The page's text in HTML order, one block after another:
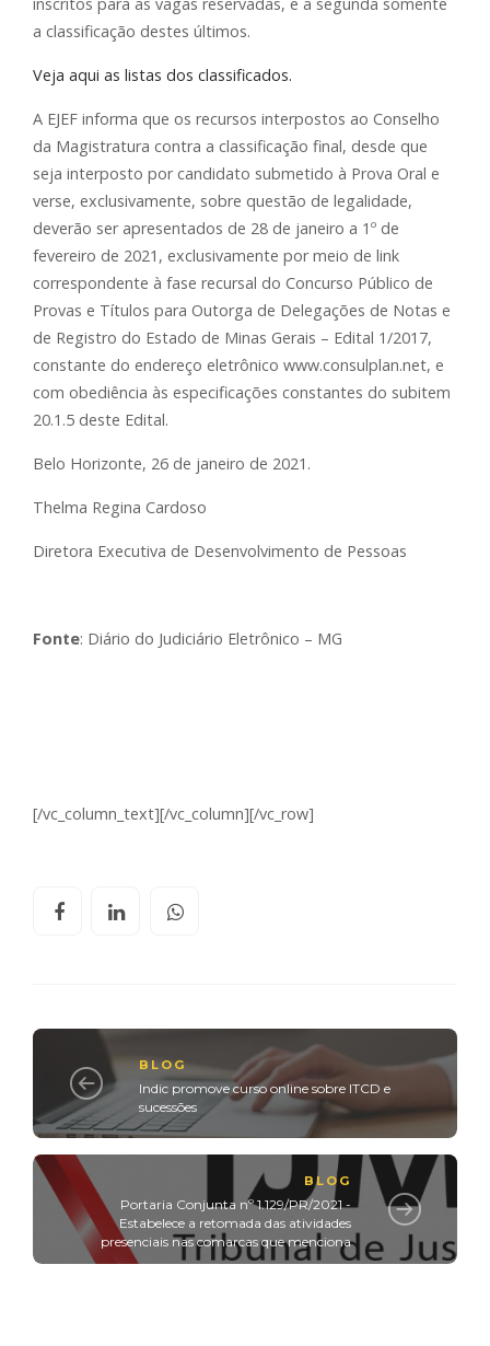
a classificação destes últimos.
Veja aqui as listas dos classificados.
A EJEF informa que os recursos interpostos ao Conselho
da Magistratura contra a classificação final, desde que
seja interposto por candidato submetido à Prova Oral e
verse, exclusivamente, sobre questão de legalidade,
deverão ser apresentados de 28 de janeiro a 1º de
fevereiro de 2021, exclusivamente por meio de link
correspondente à fase recursal do Concurso Público de
Provas e Títulos para Outorga de Delegações de Notas e
de Registro do Estado de Minas Gerais – Edital 1/2017,
constante do endereço eletrônico www.consulplan.net, e
com obediência às especificações constantes do subitem
20.1.5 deste Edital.
Belo Horizonte, 26 de janeiro de 2021.
Thelma Regina Cardoso
Diretora Executiva de Desenvolvimento de Pessoas
Fonte: Diário do Judiciário Eletrônico – MG
[/vc_column_text][/vc_column][/vc_row]
BLOG
Indic promove curso online sobre ITCD e
sucessões
BLOG
Portaria Conjunta nº 1.129/PR/2021 -
Estabelece a retomada das atividades
presenciais nas comarcas que menciona